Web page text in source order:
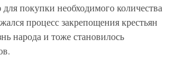
покупки необходимого количества
процесс закрепощения крестьян
народа и тоже становилось